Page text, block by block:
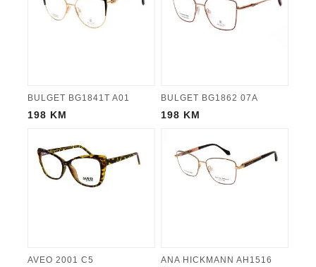
BULGET BG1841T A01
198 KM
BULGET BG1862 07A
198 KM
AVEO 2001 C5
ANA HICKMANN AH1516